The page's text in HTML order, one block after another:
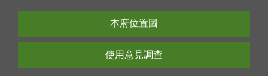
本府位置圖
使用意見調查